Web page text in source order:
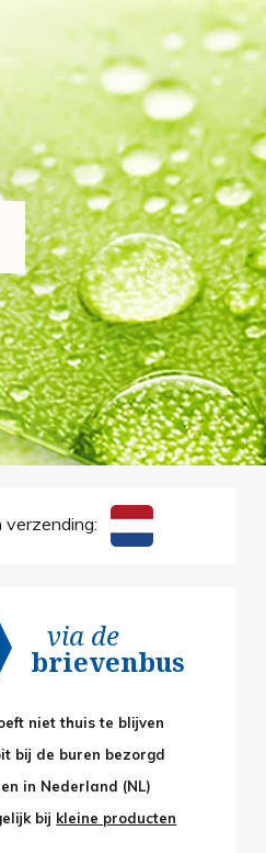
verzending:
via de
brievenbus
niet thuis te blijven
bij de buren bezorgd
in Nederland (NL)
bij kleine producten